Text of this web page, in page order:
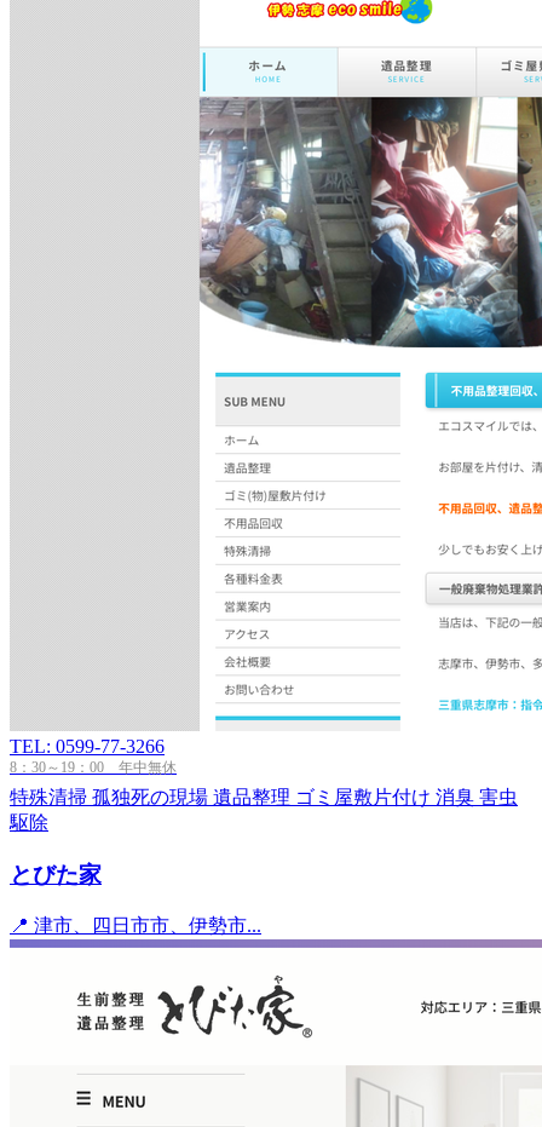
TEL: 0599-77-3266
8：30～19：00 年中無休
特殊清掃 孤独死の現場 遺品整理 ゴミ屋敷片付け 消臭 害虫
駆除
とびた家
📍 津市、四日市市、伊勢市...